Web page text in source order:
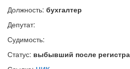
Должность: бухгалтер
Депутат:
Судимость:
Статус: выбывший после